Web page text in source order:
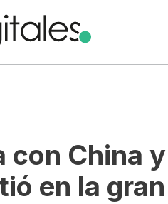
con China y
en la gran